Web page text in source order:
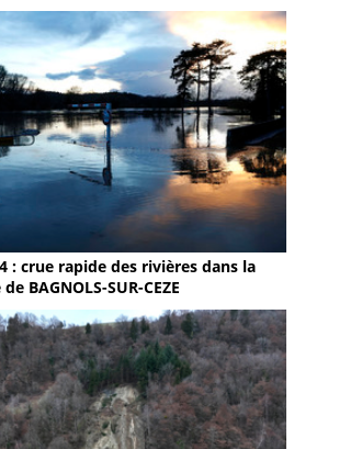
: crue rapide des rivières dans la
BAGNOLS-SUR-CEZE